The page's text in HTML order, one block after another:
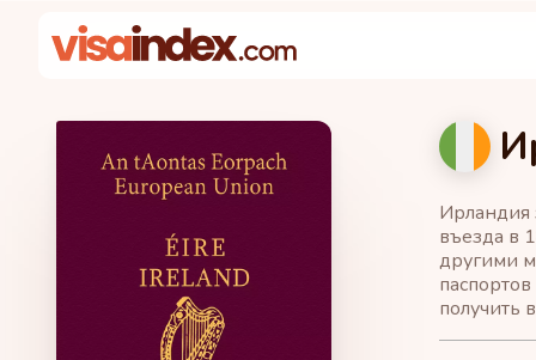
Ирландия
въезда в
другими
получить